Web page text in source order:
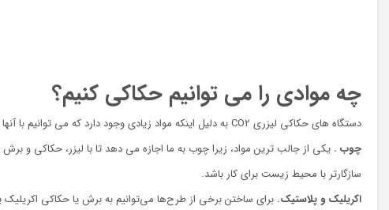
چه موادی را می توانیم حکاکی کنیم؟
دستگاه های حکاکی لیزری CO2 به دلیل اینکه مواد زیادی وجود دارد که می توانیم با آنها کار کنیم بسیار متنوع هستند:
چوب . یکی از جالب ترین مواد، زیرا چوب به ما اجازه می دهد تا با لیزر، حکاکی و
سازگارتر با محیط زیست برای کار باشد.
اکریلیک و پلاستیک. برای ساختن برخی از طرح‌ها می‌توانیم به برش یا حکاکی اکریلیک